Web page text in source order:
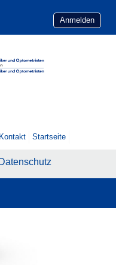
Kontakt Startseite
Datenschutz